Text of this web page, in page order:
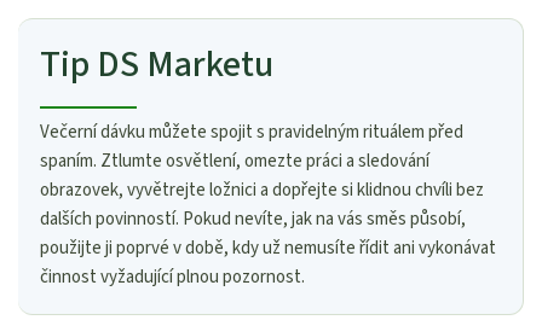
Tip DS Marketu
Večerní dávku můžete spojit s pravidelným rituálem před
spaním. Ztlumte osvětlení, omezte práci a sledování
obrazovek, vyvětrejte ložnici a dopřejte si klidnou chvíli bez
dalších povinností. Pokud nevíte, jak na vás směs působí,
použijte ji poprvé v době, kdy už nemusíte řídit ani vykonávat
činnost vyžadující plnou pozornost.